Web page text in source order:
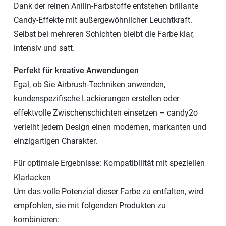
Dank der reinen Anilin-Farbstoffe entstehen brillante
Candy-Effekte mit außergewöhnlicher Leuchtkraft.
Selbst bei mehreren Schichten bleibt die Farbe klar,
intensiv und satt.
Perfekt für kreative Anwendungen
Egal, ob Sie Airbrush-Techniken anwenden,
kundenspezifische Lackierungen erstellen oder
effektvolle Zwischenschichten einsetzen – candy2o
verleiht jedem Design einen modernen, markanten und
einzigartigen Charakter.
Für optimale Ergebnisse: Kompatibilität mit speziellen
Klarlacken
Um das volle Potenzial dieser Farbe zu entfalten, wird
empfohlen, sie mit folgenden Produkten zu
kombinieren: